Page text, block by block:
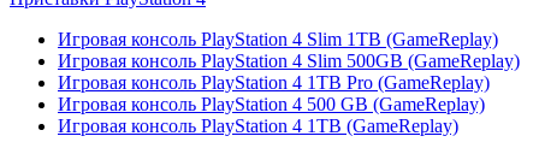
Игровая консоль PlayStation 4 Slim 1TB (GameReplay)
Игровая консоль PlayStation 4 Slim 500GB (GameReplay)
Игровая консоль PlayStation 4 1TB Pro (GameReplay)
Игровая консоль PlayStation 4 500 GB (GameReplay)
Игровая консоль PlayStation 4 1TB (GameReplay)